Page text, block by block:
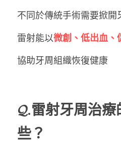
不同於傳統手術需要掀開
雷射能以微創、低出血、
協助牙周組織恢復健康
𝓠.雷射牙周治療
些？